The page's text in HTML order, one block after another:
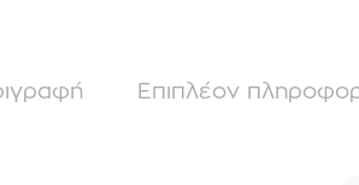
Επιπλέον